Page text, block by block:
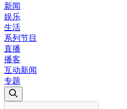
新闻
娱乐
生活
系列节目
直播
播客
互动新闻
专题